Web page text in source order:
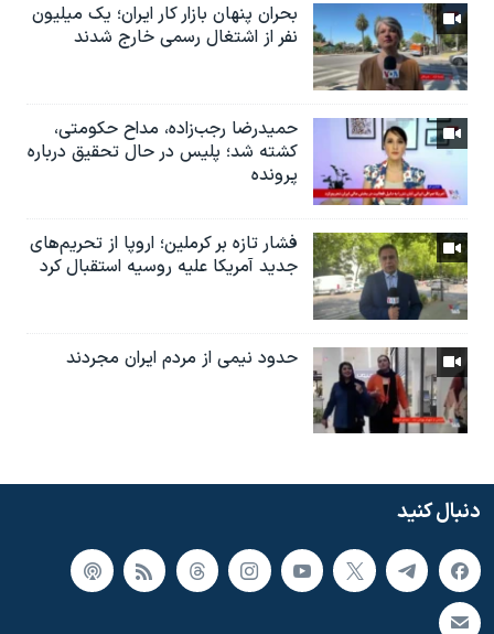
بحران پنهان بازار کار ایران؛ یک میلیون
نفر از اشتغال رسمی خارج شدند
حمیدرضا رجب‌زاده، مداح حکومتی،
کشته شد؛ پلیس در حال تحقیق درباره
پرونده
فشار تازه بر کرملین؛ اروپا از تحریم‌های
جدید آمریکا علیه روسیه استقبال کرد
حدود نیمی از مردم ایران مجردند
دنبال کنید